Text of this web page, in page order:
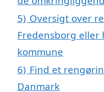
5) Oversigt over
Fredensborg eller
kommune
6) Find et
Danmark